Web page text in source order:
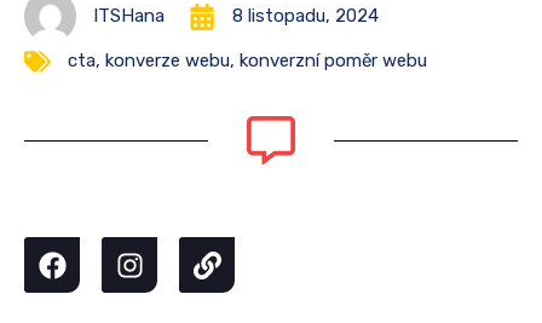
ITSHana 8 listopadu, 2024
cta, konverze webu, konverzní poměr webu